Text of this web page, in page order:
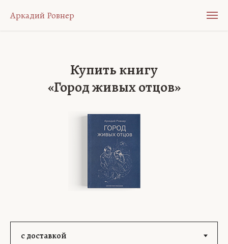
Аркадий Ровнер
Купить книгу
«Город живых отцов»